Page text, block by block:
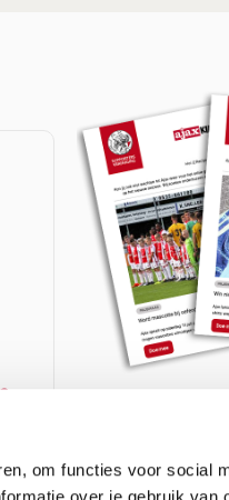
om functies voor social